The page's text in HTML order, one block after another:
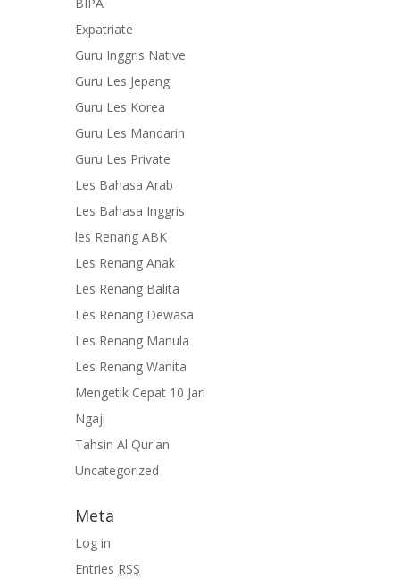
Expatriate
Guru Inggris Native
Guru Les Jepang
Guru Les Korea
Guru Les Mandarin
Guru Les Private
Les Bahasa Arab
Les Bahasa Inggris
les Renang ABK
Les Renang Anak
Les Renang Balita
Les Renang Dewasa
Les Renang Manula
Les Renang Wanita
Mengetik Cepat 10 Jari
Ngaji
Tahsin Al Qur'an
Uncategorized
Meta
Log in
Entries RSS